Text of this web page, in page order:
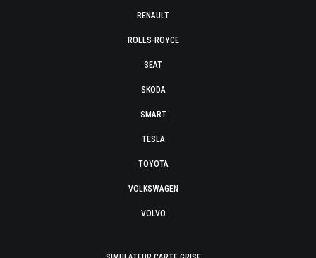
RENAULT
ROLLS-ROYCE
SEAT
SKODA
SMART
TESLA
TOYOTA
VOLKSWAGEN
VOLVO